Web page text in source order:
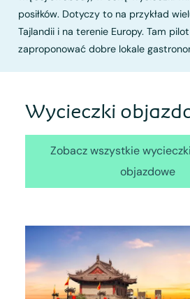
posiłków. Dotyczy to na przykład
Tajlandii i na terenie Europy. Tam
zaproponować dobre lokale
Wycieczki
Zobacz wszystkie
objazdowe